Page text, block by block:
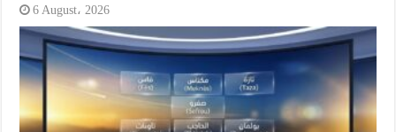
6 August، 2026